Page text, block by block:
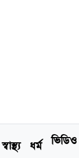
স্বাস্থ্য ধর্ম ভিডিও